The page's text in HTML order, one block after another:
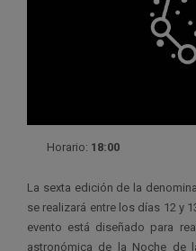
Horario: 18:00
La sexta edición de la
se realizará entre los días 12 y
evento está diseñado para
astronómica de la Noche de